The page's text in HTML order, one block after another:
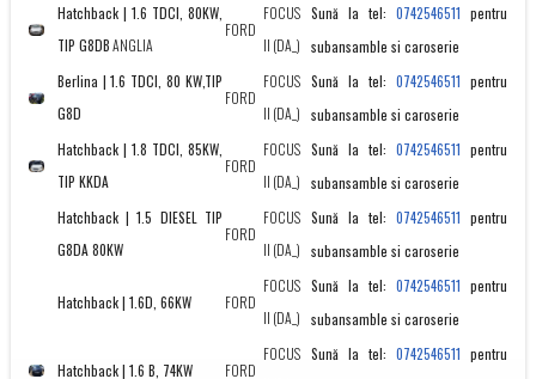
Hatchback | 1.6 TDCI, 80KW,
TIP G8DBANGLIA
FORD
FOCUS
II (DA_)
Sună la tel: 0742546511 pentru
subansamble si caroserie
Berlina | 1.6 TDCI, 80 KW,TIP
G8D
FORD
FOCUS
II (DA_)
Sună la tel: 0742546511 pentru
subansamble si caroserie
Hatchback | 1.8 TDCI, 85KW,
TIP KKDA
FORD
FOCUS
II (DA_)
Sună la tel: 0742546511 pentru
subansamble si caroserie
Hatchback | 1.5 DIESEL TIP
G8DA 80KW
FORD
FOCUS
II (DA_)
Sună la tel: 0742546511 pentru
subansamble si caroserie
Hatchback | 1.6D, 66KW FORD
FOCUS
II (DA_)
Sună la tel: 0742546511 pentru
subansamble si caroserie
Hatchback | 1.6 B, 74KW FORD
FOCUS Sună la tel: 0742546511 pentru